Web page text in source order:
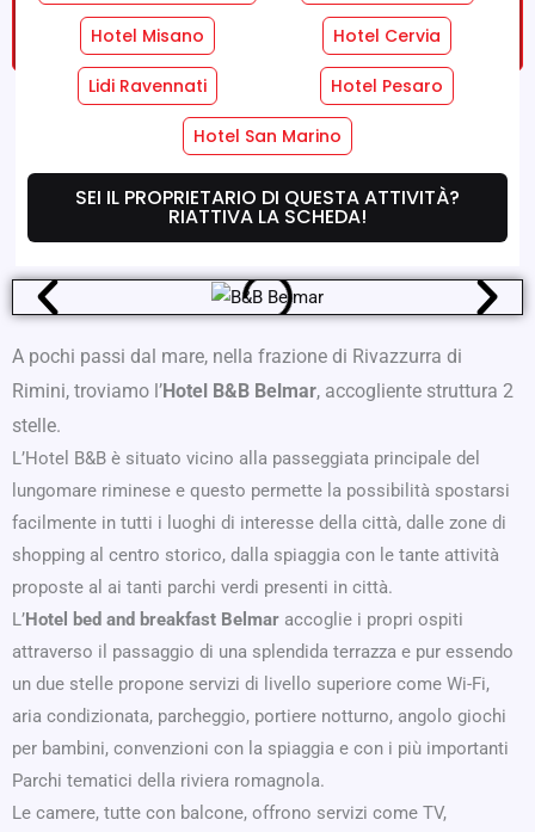
Hotel Misano Hotel Cervia
Lidi Ravennati Hotel Pesaro
Hotel San Marino
SEI IL PROPRIETARIO DI QUESTA ATTIVITÀ?
RIATTIVA LA SCHEDA!
RICHIEDI UN PREVENTIVO GRATUITO SENZA
Servizi Hotel Servizi Camere
Dove Siamo Offerte
A pochi passi dal mare, nella frazione di Rivazzurra di
Rimini, troviamo l’Hotel B&B Belmar, accogliente struttura 2
stelle.
L’Hotel B&B è situato vicino alla passeggiata principale del
lungomare riminese e questo permette la possibilità spostarsi
facilmente in tutti i luoghi di interesse della città, dalle zone di
shopping al centro storico, dalla spiaggia con le tante attività
proposte al ai tanti parchi verdi presenti in città.
L’Hotel bed and breakfast Belmar accoglie i propri ospiti
attraverso il passaggio di una splendida terrazza e pur essendo
un due stelle propone servizi di livello superiore come Wi-Fi,
aria condizionata, parcheggio, portiere notturno, angolo giochi
per bambini, convenzioni con la spiaggia e con i più importanti
Parchi tematici della riviera romagnola.
Le camere, tutte con balcone, offrono servizi come TV,